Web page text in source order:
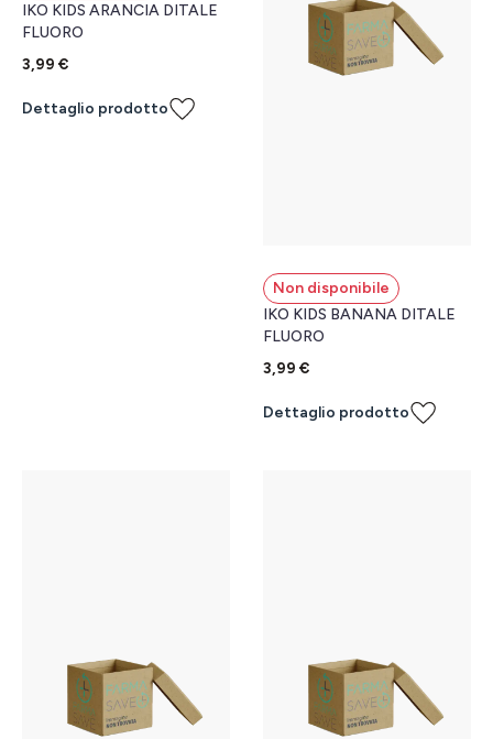
IKO KIDS ARANCIA DITALE
FLUORO
3,99 €
Dettaglio prodotto
Non disponibile
IKO KIDS BANANA DITALE
FLUORO
3,99 €
Dettaglio prodotto